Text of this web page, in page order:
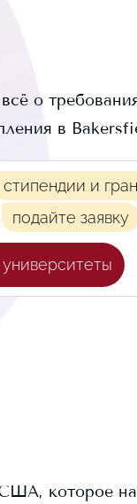
о
в
стипендии и
подайте заявку
которое